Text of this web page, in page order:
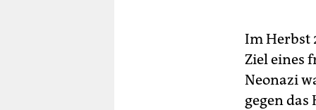
Im Herbst
Ziel eines
Neonazi
gegen